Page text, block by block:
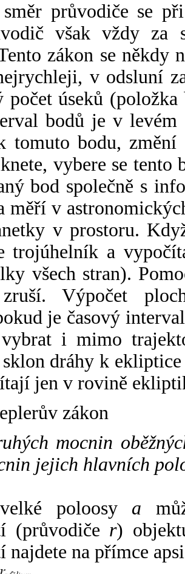
průvodiče se
však vždy za
zákon se někdy
v odsluní
počet úseků
bodů je v
tomuto bodu,
vybere se tento
bod společně s
měří v
v prostoru.
trojúhelník a
všech stran).
Výpočet
je časový
i mimo
sklon dráhy k
jen v rovině
zákon
mocnin
jejich hlavních
poloosy a
(průvodiče r)
najdete na přímce